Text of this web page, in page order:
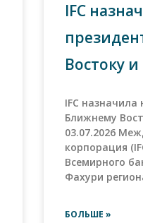
IFC
Востоку
IFC
Ближнему
03.07.2026
корпорация
Всемирного
Фахури
БОЛЬШЕ »